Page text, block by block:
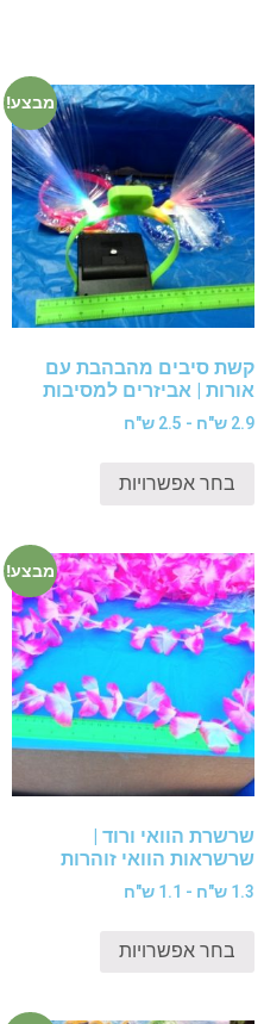
מבצע!
קשת סיבים מהבהבת עם
אורות | אביזרים למסיבות
2.9 ש"ח - 2.5 ש"ח
בחר אפשרויות
מבצע!
שרשרת הוואי ורוד |
שרשראות הוואי זוהרות
1.3 ש"ח - 1.1 ש"ח
בחר אפשרויות